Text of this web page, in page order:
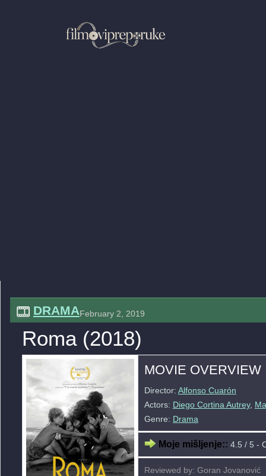
DRAMAFebruary 2, 2019
Roma (2018)
MOVIE OVERVIEW
Director: Alfonso Cuarón
Actors: Diego Cortina Autrey,
Genre: Drama
Moje mišljenje:: 4.5 / 5 -
Reviewed by: Goran Jovanović